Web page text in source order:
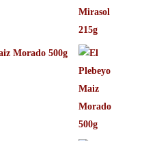
Morado 500g